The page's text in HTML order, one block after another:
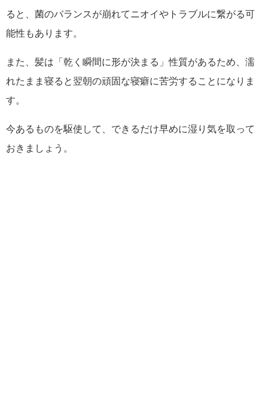
ると、菌のバランスが崩れてニオイやトラブルに繋がる可
能性もあります。
また、髪は「乾く瞬間に形が決まる」性質があるため、濡
れたまま寝ると翌朝の頑固な寝癖に苦労することになりま
す。
今あるものを駆使して、できるだけ早めに湿り気を取って
おきましょう。